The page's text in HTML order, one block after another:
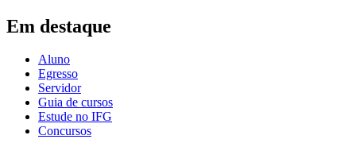
Em destaque
Aluno
Egresso
Servidor
Guia de cursos
Estude no IFG
Concursos